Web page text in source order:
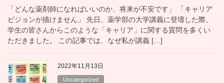
「どんな薬剤師になればいいのか、将来が不安です」 「キャリア
ビジョンが描けません」 先日、薬学部の大学講義に登壇した際、
学生の皆さんからこのような「キャリア」に関する質問を多くい
ただきました。 この記事では、なぜ私が講義 […]
2022年11月13日
Uncategorized